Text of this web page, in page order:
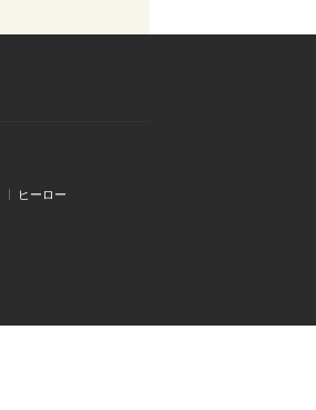
ヒーロー